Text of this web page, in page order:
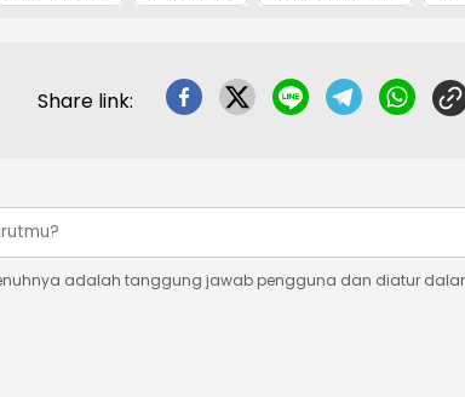
Share link:
adalah tanggung jawab pengguna dan diatur